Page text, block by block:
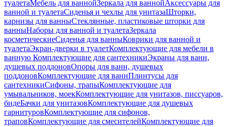
туалетаМебель для ваннойЗеркала для ваннойАксессуары для
ванной и туалетаСиденья и чехлы для унитазаШторки,
карнизы для ванныСтеклянные, пластиковые шторки для
ванныНаборы для ванной и туалетаЗеркала
косметическиеСиденья для ванныКоврики для ванной и
туалетаЭкран-дверки в туалетКомплектующие для мебели в
ванную Комплектующие для сантехникиЭкраны для ванн,
душевых поддоновОпоры для ванн, душевых
поддоновКомплектующие для ваннПлинтусы для
сантехникиСифоны, трапыКомплектующие для
умывальников, моекКомплектующие для унитазов, писсуаров,
бидеБачки для унитазовКомплектующие для душевых
гарнитуровКомплектующие для сифонов,
траповКомплектующие для смесителейКомплектующие для